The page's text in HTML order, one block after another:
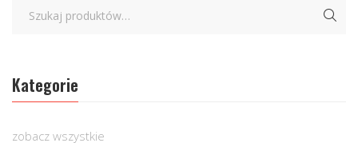
Kategorie
zobacz wszystkie